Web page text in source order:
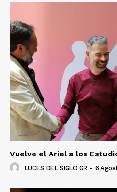
Vuelve el Ariel a los
LUCES DEL SIGLO GR - 6